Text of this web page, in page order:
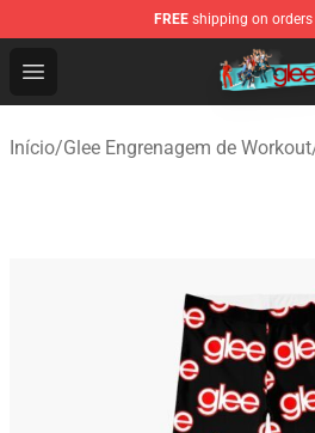
FREE shipping on orders
Open menu
Glee Store - Official Glee
Início/Glee Engrenagem de Workout